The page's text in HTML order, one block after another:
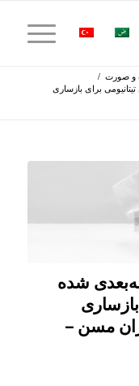
و صورت /
برای بازساری
شده
مسن –